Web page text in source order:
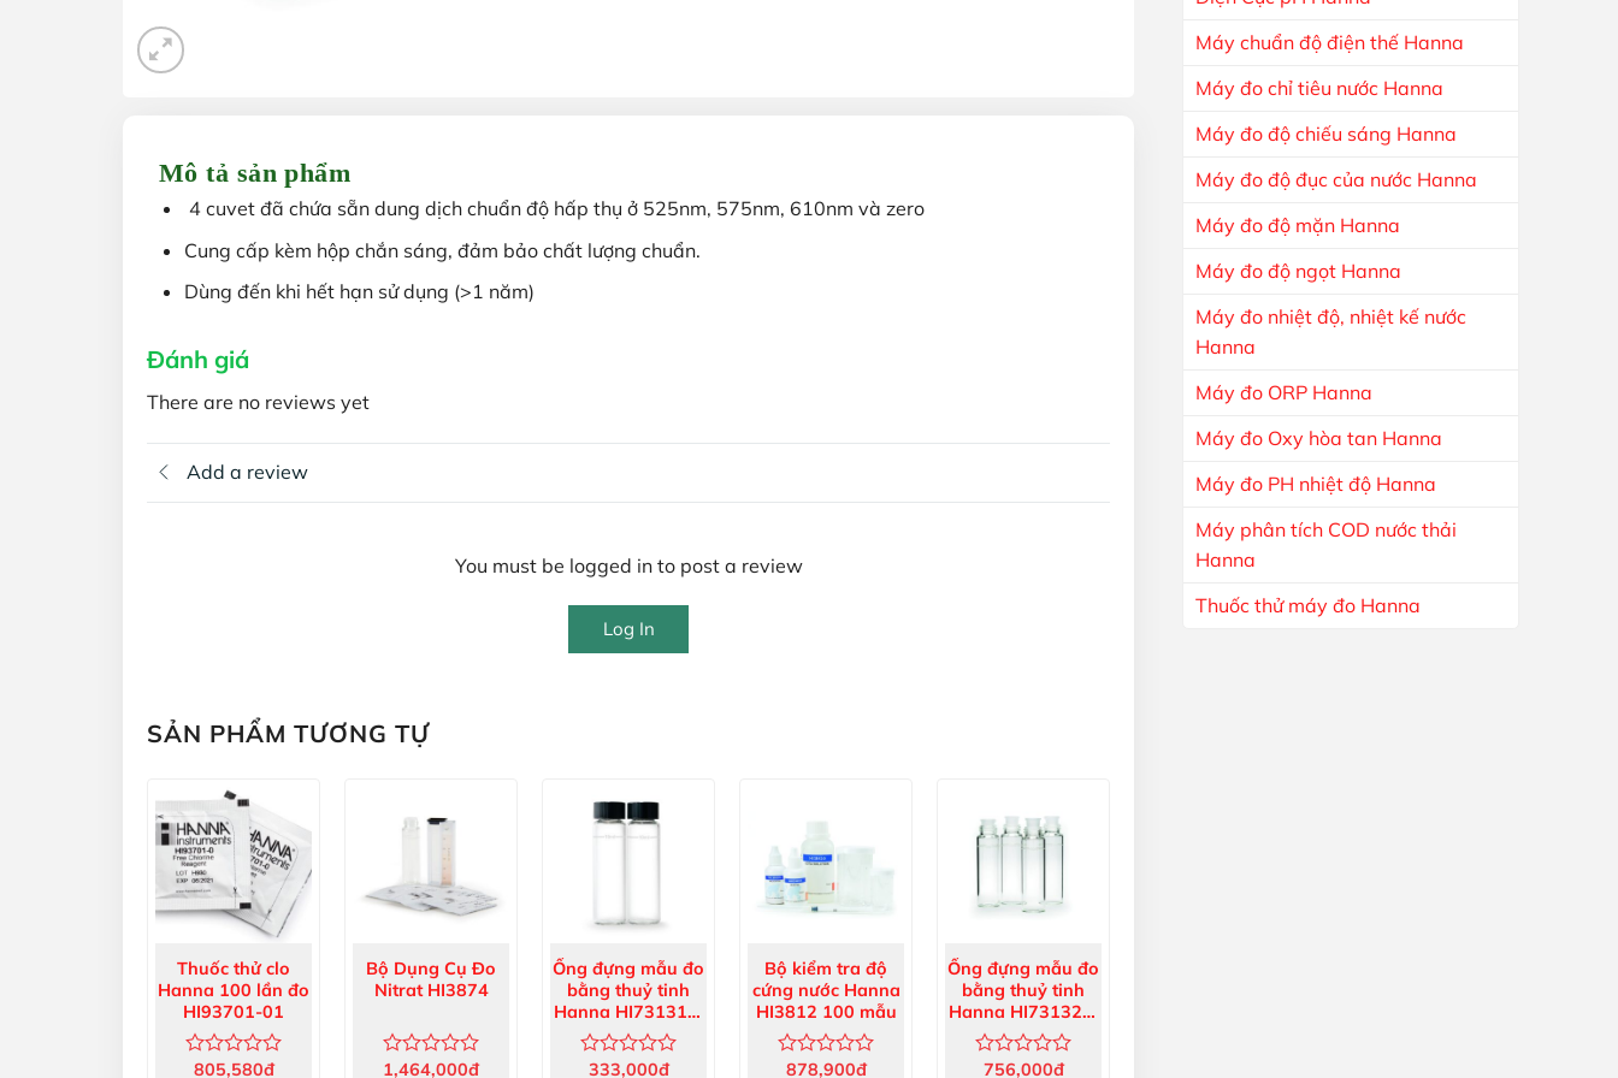
Máy chuẩn độ điện thế Hanna
Máy đo chỉ tiêu nước Hanna
Máy đo độ chiếu sáng Hanna
Máy đo độ đục của nước Hanna
Máy đo độ mặn Hanna
Máy đo độ ngọt Hanna
Máy đo nhiệt độ, nhiệt kế nước
Hanna
Máy đo ORP Hanna
Máy đo Oxy hòa tan Hanna
Máy đo PH nhiệt độ Hanna
Máy phân tích COD nước thải
Hanna
Thuốc thử máy đo Hanna
Mô tả sản phẩm
4 cuvet đã chứa sẵn dung dịch chuẩn độ hấp thụ ở 525nm, 575nm, 610nm và zero
Cung cấp kèm hộp chắn sáng, đảm bảo chất lượng chuẩn.
Dùng đến khi hết hạn sử dụng (>1 năm)
Đánh giá
There are no reviews yet
Add a review
You must be logged in to post a review
Log In
SẢN PHẨM TƯƠNG TỰ
Thuốc thử clo
Hanna 100 lần đo
HI93701-01
Được
805,580đ
Bộ Dụng Cụ Đo
Nitrat HI3874
Được
1,464,000đ
Ống đựng mẫu đo
bằng thuỷ tinh
Hanna HI731315,
2 cái/hộp
Được
333,000đ
Bộ kiểm tra độ
cứng nước Hanna
HI3812 100 mẫu
Được
878,900đ
Ống đựng mẫu đo
bằng thuỷ tinh
Hanna HI731321,
4 cái/hộp
Được
756,000đ